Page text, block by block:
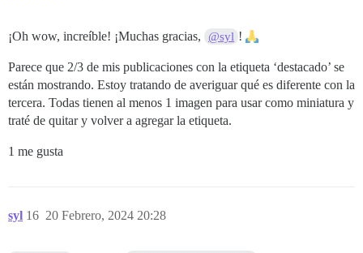
¡Oh wow, increíble! ¡Muchas gracias, @syl !
Parece que 2/3 de mis publicaciones con la etiqueta ‘destacado’ se
están mostrando. Estoy tratando de averiguar qué es diferente con la
tercera. Todas tienen al menos 1 imagen para usar como miniatura y
traté de quitar y volver a agregar la etiqueta.
1 me gusta
syl 20 Febrero, 2024 20:28
16